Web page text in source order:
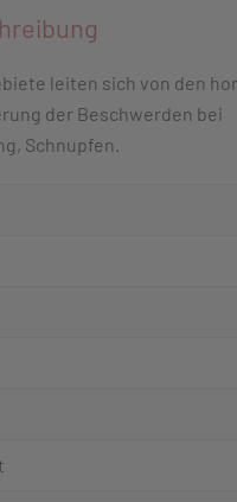
leiten sich von den
der Beschwerden bei
Schnupfen.